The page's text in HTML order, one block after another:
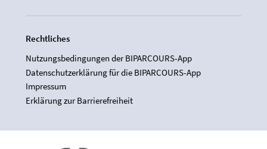
Rechtliches
Nutzungsbedingungen der BIPARCOURS-App
Datenschutzerklärung für die BIPARCOURS-App
Impressum
Erklärung zur Barrierefreiheit